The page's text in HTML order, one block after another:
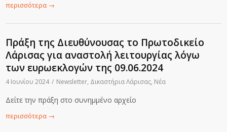
περισσότερα →
Πράξη της Διευθύνουσας το Πρωτοδικείο
Λάρισας για αναστολή λειτουργίας λόγω
των ευρωεκλογών της 09.06.2024
4 Ιουνίου 2024 / Newsletter, Δικαστήρια Λάρισας, Νέα
Δείτε την πράξη στο συνημμένο αρχείο
περισσότερα →